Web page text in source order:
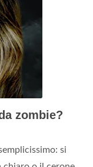
zombie?
si